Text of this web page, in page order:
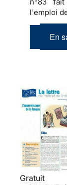
l'emploi
En
Gratuit